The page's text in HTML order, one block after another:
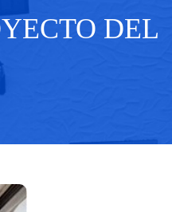
DEL